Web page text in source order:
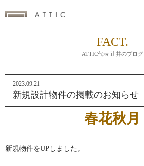
FACT.
ATTIC代表 辻井のブログ
2023.09.21
新規設計物件の掲載のお知らせ
春花秋月
新規物件をUPしました。